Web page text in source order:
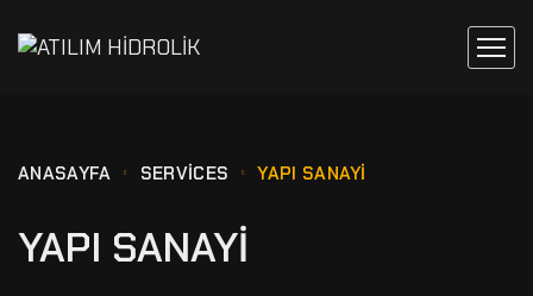
ANASAYFA SERVICES YAPI SANAYİ
YAPI SANAYİ